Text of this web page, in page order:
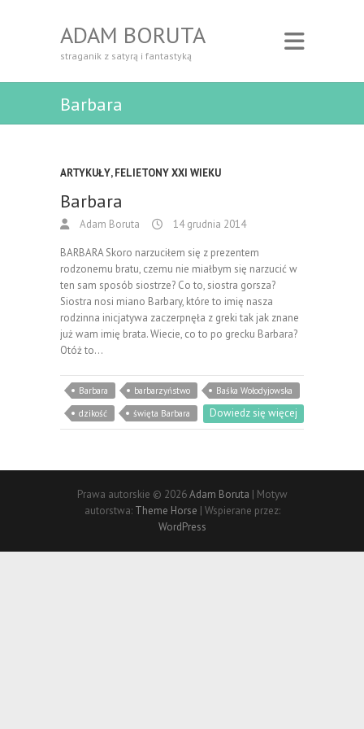
ADAM BORUTA
straganik z satyrą i fantastyką
Barbara
ARTYKUŁY,FELIETONY XXI WIEKU
Barbara
Adam Boruta 14 grudnia 2014
BARBARA Skoro narzuciłem się z prezentem
rodzonemu bratu, czemu nie miałbym się narzucić w
ten sam sposób siostrze? Co to, siostra gorsza?
Siostra nosi miano Barbary, które to imię nasza
rodzinna inicjatywa zaczerpnęła z greki tak jak znane
już wam imię brata. Wiecie, co to po grecku Barbara?
Otóż to…
Barbara barbarzyństwo
Baśka Wołodyjowska
dzikość
święta Barbara Dowiedz się więcej
Prawa autorskie © 2026Adam Boruta | Motyw
autorstwa: Theme Horse | Wspierane przez:
WordPress